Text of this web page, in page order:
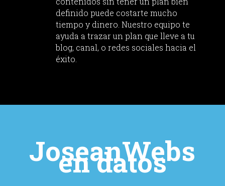
definido puede costarte mucho
tiempo y dinero. Nuestro equipo te
ayuda a trazar un plan que lleve a tu
blog, canal, o redes sociales hacia el
éxito.
JoseanWebs
en datos